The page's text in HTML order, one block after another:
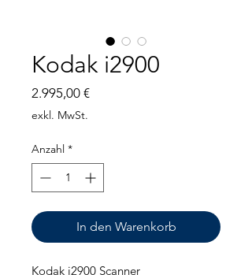
Kodak i2900
2.995,00 €Preis
exkl. MwSt.
Anzahl *
In den Warenkorb
Kodak i2900 Scanner